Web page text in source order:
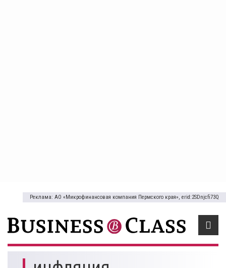
Реклама: АО «Микрофинансовая компания Пермского края», erid:2SDnjcfi73Q